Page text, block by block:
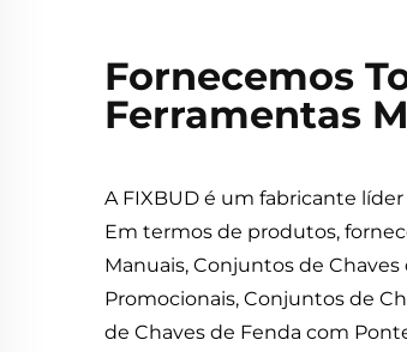
Fornecemos
Ferramentas
A FIXBUD é um fabricante
Em termos de produtos,
Manuais, Conjuntos de
Promocionais, Conjuntos de
de Chaves de Fenda com